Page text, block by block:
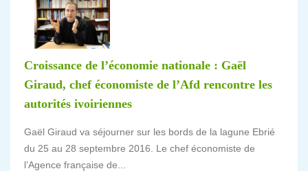
Croissance de l’économie nationale : Gaël
Giraud, chef économiste de l’Afd rencontre les
autorités ivoiriennes
Gaël Giraud va séjourner sur les bords de la lagune Ebrié
du 25 au 28 septembre 2016. Le chef économiste de
l’Agence française de...